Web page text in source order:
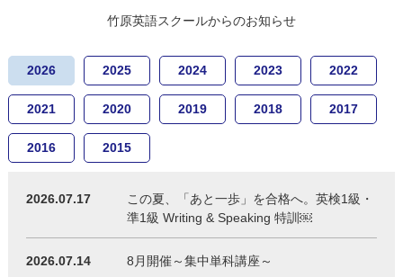
竹原英語スクールからのお知らせ
2026 2025 2024 2023 2022
2021 2020 2019 2018 2017
2016 2015
2026.07.17
この夏、「あと一歩」を合格へ。英検1級・
準1級 Writing & Speaking 特訓￼
2026.07.14 8月開催～集中単科講座～